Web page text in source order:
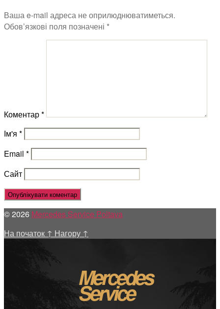
Ваша e-mail адреса не оприлюднюватиметься.
Обов’язкові поля позначені *
Коментар*
Ім'я *
Email *
Сайт
© 2026 Mercedes Service Poltava
На початок ↑ Нагору ↑
Mercedes
Service